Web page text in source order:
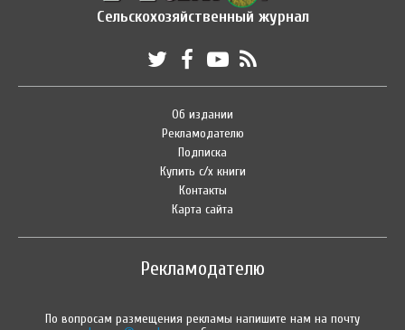
Сельскохозяйственный журнал
Об издании
Рекламодателю
Подписка
Купить с/х книги
Контакты
Карта сайта
Рекламодателю
По вопросам размещения рекламы напишите нам на почту